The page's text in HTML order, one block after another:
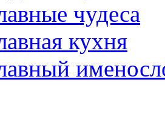
чудеса
кухня